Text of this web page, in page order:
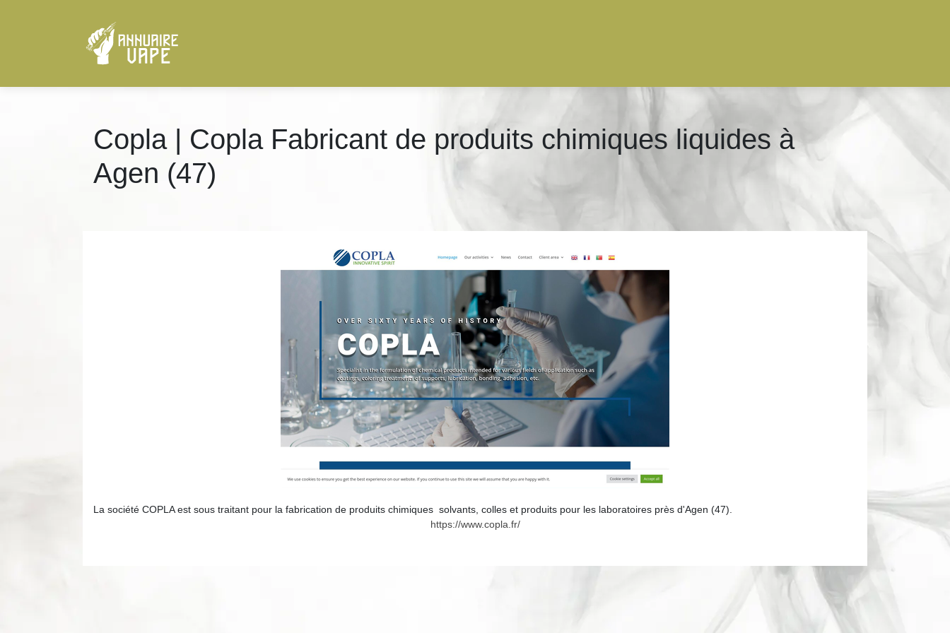
Copla | Copla Fabricant de produits chimiques liquides à
Agen (47)
La société COPLA est sous traitant pour la fabrication de produits chimiques solvants, colles et produits pour les laboratoires près d'Agen (47).
https://www.copla.fr/